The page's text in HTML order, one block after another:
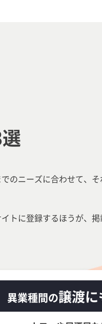
のニーズに合わせて、
トに登録するほうが、
異業種間の譲渡に